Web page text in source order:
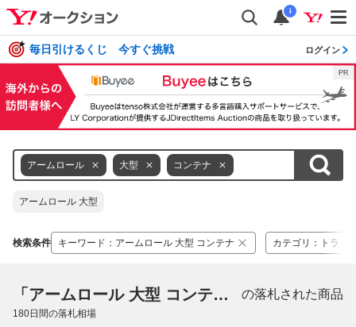
i
毎日引けるくじ 今すぐ挑戦 ログイン
アームロール 大型 コンテナ
アームロール 大型
検索条件 キーワード ： アームロール 大型 コンテナ カテゴリ ： トラッ
「アームロール 大型 コンテナ」 の落札された商品
180日間の落札相場